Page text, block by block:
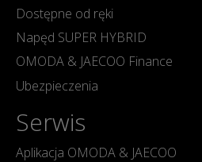
Dostępne od ręki
Napęd SUPER HYBRID
OMODA & JAECOO Finance
Ubezpieczenia
Serwis
Aplikacja OMODA & JAECOO